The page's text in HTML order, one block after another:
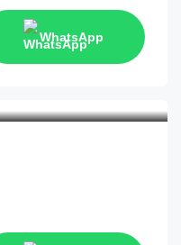
WhatsApp